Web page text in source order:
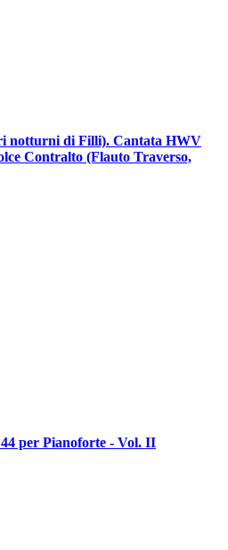
notturni di Filli). Cantata HWV
Contralto (Flauto Traverso,
per Pianoforte - Vol. II